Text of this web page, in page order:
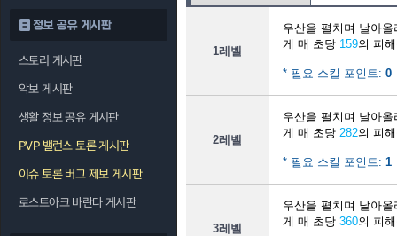
정보 공유 게시판
스토리 게시판
악보 게시판
생활 정보 공유 게시판
PVP 밸런스 토론 게시판
이슈 토론 버그 제보 게시판
로스트아크 바란다 게시판
1레벨
우산을 펼치며 날아
게 매 초당 159의 피
* 필요 스킬 포인트: 0
2레벨
우산을 펼치며 날아
게 매 초당 282의 피
* 필요 스킬 포인트: 1
3레벨
우산을 펼치며 날아
게 매 초당 360의 피